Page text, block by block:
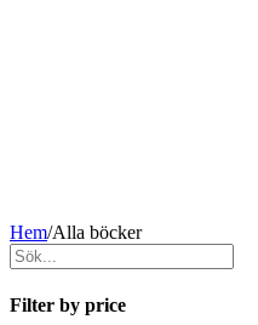
Hem/Alla böcker
Filter by price